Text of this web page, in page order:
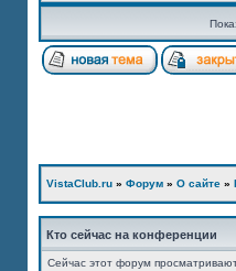
VistaClub.ru » Форум » О сайте »
Кто сейчас на конференции
Сейчас этот форум